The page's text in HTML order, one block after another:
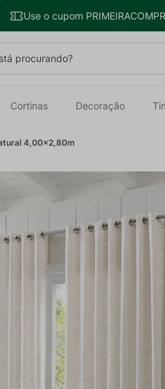
Use o cupom
Cortinas Decoração
4,00x2,80m